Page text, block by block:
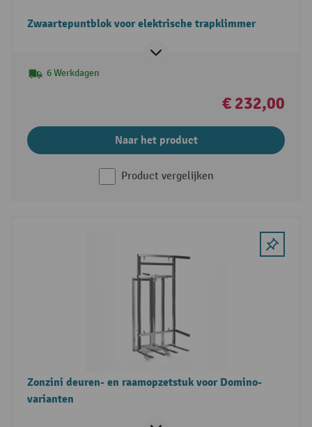
Zwaartepuntblok voor elektrische trapklimmer
6 Werkdagen
€ 232,00
Naar het product
Product vergelijken
Zonzini deuren- en raamopzetstuk voor Domino-
varianten